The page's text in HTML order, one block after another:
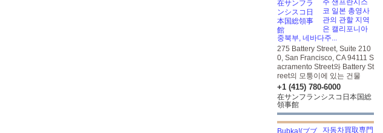
주 샌프란시스
코 일본 총영사
관의 관할 지역
은 캘리포니아
중북부, 네바다주...
275 Battery Street, Suite 210
0, San Francisco, CA 94111 S
acramento Street와 Battery St
reet의 모퉁이에 있는 건물
+1 (415) 780-6000
在サンフランシスコ日本国総
領事館
자동차買取専門